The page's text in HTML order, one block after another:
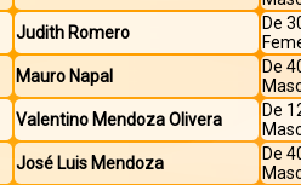
Judith Romero
De
Mauro Napal
De
Valentino Mendoza Olivera
De
José Luis Mendoza
De